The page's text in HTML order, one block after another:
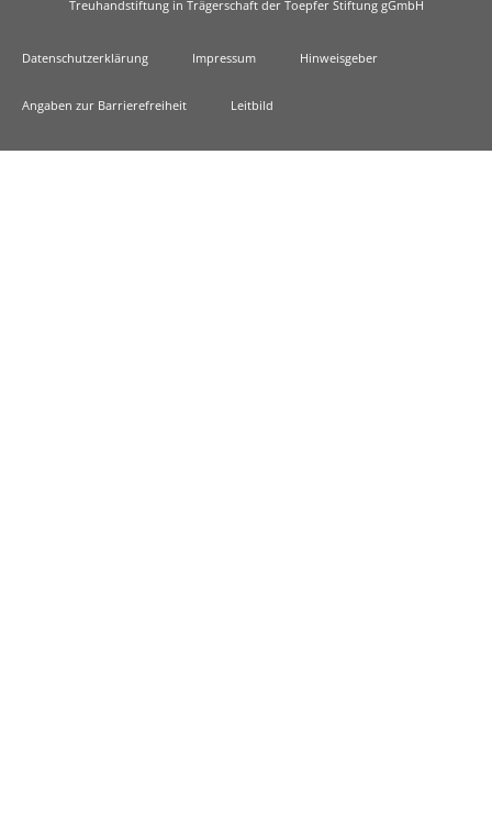
Treuhandstiftung in Trägerschaft der Toepfer Stiftung gGmbH
Datenschutzerklärung Impressum Hinweisgeber
Angaben zur Barrierefreiheit Leitbild